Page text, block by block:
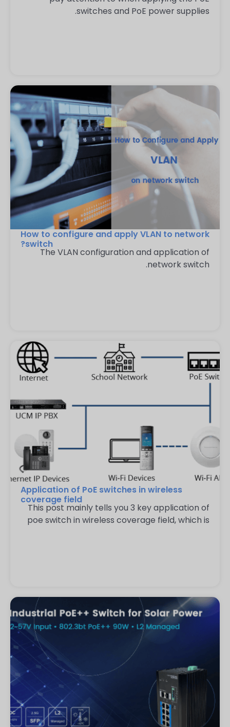
switches and PoE power supplies.
How to configure and apply VLAN to network
switch?
The VLAN configuration and application of
network switch.
Application of PoE switches in wireless
coverage field
This post mainly tells you 3 key application of
poe switch in wireless coverage field, which is